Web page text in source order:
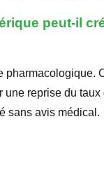
peut-il
pharmacologique.
une reprise du taux
sans avis médical.